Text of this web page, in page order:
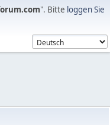
". Bitte loggen Sie